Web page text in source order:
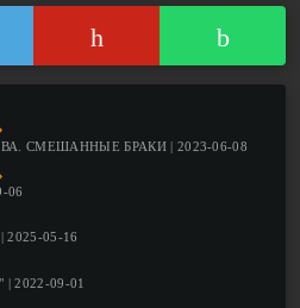
СМЕШАННЫЕ БРАКИ | 2023-06-08
06
05-16
2022-09-01